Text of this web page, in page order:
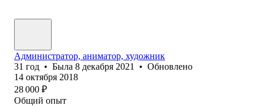
Администратор, аниматор, художник
31 год • Была 8 декабря 2021 • Обновлено
14 октября 2018
28 000 ₽
Общий опыт